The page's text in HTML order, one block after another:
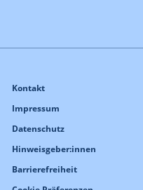
Kontakt
Impressum
Datenschutz
Hinweisgeber:innen
Barrierefreiheit